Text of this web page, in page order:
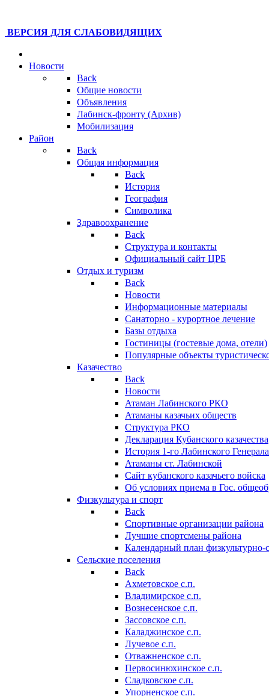
ВЕРСИЯ ДЛЯ СЛАБОВИДЯЩИХ
Новости
Back
Общие новости
Объявления
Лабинск-фронту (Архив)
Мобилизация
Район
Back
Общая информация
Back
История
География
Символика
Здравоохранение
Back
Структура и контакты
Официальный сайт ЦРБ
Отдых и туризм
Back
Новости
Информационные материалы
Санаторно - курортное лечение
Базы отдыха
Гостиницы (гостевые дома, отели)
Популярные объекты
Казачество
Back
Новости
Атаман Лабинского РКО
Атаманы казачьих обществ
Структура РКО
Декларация Кубанского казачества
История 1-го Лабинского
Атаманы ст. Лабинской
Cайт кубанского казачьего войска
Об условиях приема в Гос.
Физкультура и спорт
Back
Спортивные организации района
Лучшие спортсмены района
Календарный план
Сельские поселения
Back
Ахметовское с.п.
Владимирское с.п.
Вознесенское с.п.
Зассовское с.п.
Каладжинское с.п.
Лучевое с.п.
Отважненское с.п.
Первосинюхинское с.п.
Сладковское с.п.
Упорненское с.п.